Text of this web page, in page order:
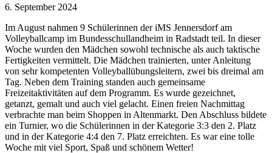
6. September 2024
Im August nahmen 9 Schülerinnen der iMS Jennersdorf am
Volleyballcamp im Bundesschullandheim in Radstadt teil. In dieser
Woche wurden den Mädchen sowohl technische als auch taktische
Fertigkeiten vermittelt. Die Mädchen trainierten, unter Anleitung
von sehr kompetenten Volleyballübungsleitern, zwei bis dreimal am
Tag. Neben dem Training standen auch gemeinsame
Freizeitaktivitäten auf dem Programm. Es wurde gezeichnet,
getanzt, gemalt und auch viel gelacht. Einen freien Nachmittag
verbrachte man beim Shoppen in Altenmarkt. Den Abschluss bildete
ein Turnier, wo die Schülerinnen in der Kategorie 3:3 den 2. Platz
und in der Kategorie 4:4 den 7. Platz erreichten. Es war eine tolle
Woche mit viel Sport, Spaß und schönem Wetter!